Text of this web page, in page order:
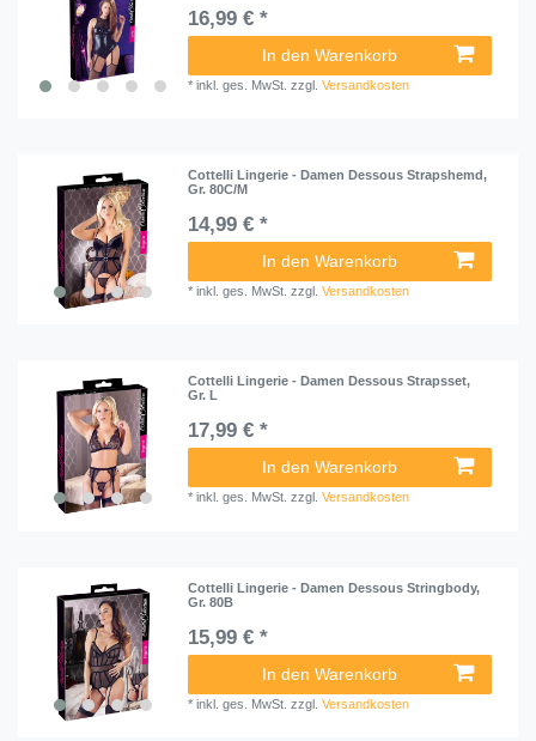
16,99 € *
In den Warenkorb
*inkl. ges. MwSt. zzgl.Versandkosten
Cottelli Lingerie - Damen Dessous Strapshemd,
Gr. 80C/M
14,99 € *
In den Warenkorb
*inkl. ges. MwSt. zzgl.Versandkosten
Cottelli Lingerie - Damen Dessous Strapsset,
Gr. L
17,99 € *
In den Warenkorb
*inkl. ges. MwSt. zzgl.Versandkosten
Cottelli Lingerie - Damen Dessous Stringbody,
Gr. 80B
15,99 € *
In den Warenkorb
*inkl. ges. MwSt. zzgl.Versandkosten